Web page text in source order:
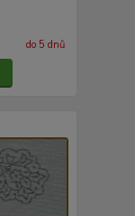
do 5 dnů